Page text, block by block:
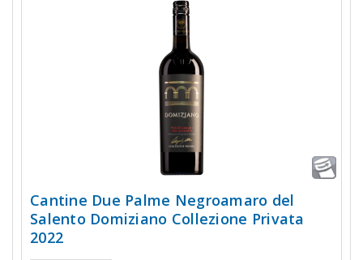
Cantine Due Palme Negroamaro del
Salento Domiziano Collezione Privata
2022